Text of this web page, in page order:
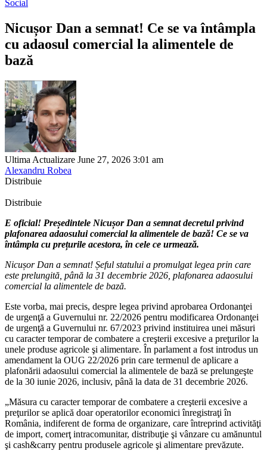
Social
Nicușor Dan a semnat! Ce se va întâmpla
cu adaosul comercial la alimentele de
bază
Ultima Actualizare June 27, 2026 3:01 am
Alexandru Robea
Distribuie
Distribuie
E oficial! Președintele Nicușor Dan a semnat decretul privind
plafonarea adaosului comercial la alimentele de bază! Ce se va
întâmpla cu prețurile acestora, în cele ce urmează.
Nicușor Dan a semnat! Șeful statului a promulgat legea prin care
este prelungită, până la 31 decembrie 2026, plafonarea adaosului
comercial la alimentele de bază.
Este vorba, mai precis, despre legea privind aprobarea Ordonanţei
de urgenţă a Guvernului nr. 22/2026 pentru modificarea Ordonanţei
de urgenţă a Guvernului nr. 67/2023 privind instituirea unei măsuri
cu caracter temporar de combatere a creşterii excesive a preţurilor la
unele produse agricole şi alimentare. În parlament a fost introdus un
amendament la OUG 22/2026 prin care termenul de aplicare a
plafonării adaosului comercial la alimentele de bază se prelungeşte
de la 30 iunie 2026, inclusiv, până la data de 31 decembrie 2026.
„Măsura cu caracter temporar de combatere a creşterii excesive a
preţurilor se aplică doar operatorilor economici înregistraţi în
România, indiferent de forma de organizare, care întreprind activităţi
de import, comerţ intracomunitar, distribuţie şi vânzare cu amănuntul
şi cash&carry pentru produsele agricole şi alimentare prevăzute.